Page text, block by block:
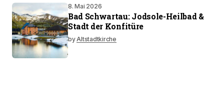
8. Mai 2026
Bad Schwartau: Jodsole-Heilbad &
Stadt der Konfitüre
byAltstadtkirche